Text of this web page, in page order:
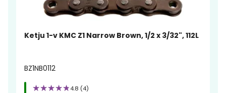
Ketju 1-v KMC Z1 Narrow Brown, 1/2 x 3/32", 112L
BZ1NB0112
4.8 (4)